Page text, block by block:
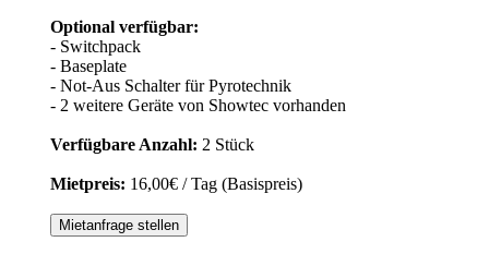
Optional verfügbar:
- Switchpack
- Baseplate
- Not-Aus Schalter für Pyrotechnik
- 2 weitere Geräte von Showtec vorhanden
Verfügbare Anzahl: 2 Stück
Mietpreis: 16,00€ / Tag (Basispreis)
Mietanfrage stellen